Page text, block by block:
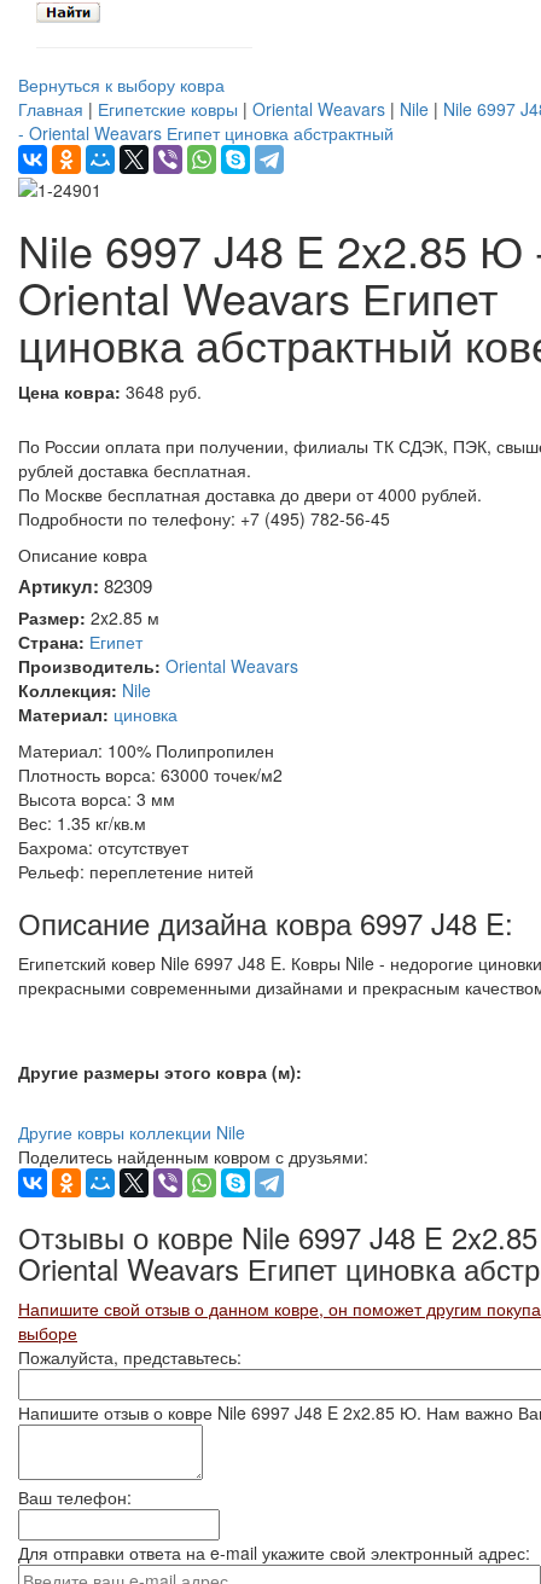
Вернуться к выбору ковра
Главная | Египетские ковры | Oriental Weavars | Nile | Nile 6997
- Oriental Weavars Египет циновка абстрактный
Nile 6997 J48 E 2x2.85 Ю
Oriental Weavars Египет
циновка абстрактный
Цена ковра: 3648 руб.
По России оплата при получении, филиалы ТК СДЭК, ПЭК,
рублей доставка бесплатная.
По Москве бесплатная доставка до двери от 4000 рублей.
Подробности по телефону: +7 (495) 782-56-45
Описание ковра
Артикул: 82309
Размер: 2x2.85 м
Страна: Египет
Производитель: Oriental Weavars
Коллекция: Nile
Материал: циновка
Материал: 100% Полипропилен
Плотность ворса: 63000 точек/м2
Высота ворса: 3 мм
Вес: 1.35 кг/кв.м
Бахрома: отсутствует
Рельеф: переплетение нитей
Описание дизайна ковра 6997 J48 E:
Египетский ковер Nile 6997 J48 E. Ковры Nile - недорогие
прекрасными современными дизайнами и прекрасным
Другие размеры этого ковра (м):
Другие ковры коллекции Nile
Поделитесь найденным ковром с друзьями:
Отзывы о ковре Nile 6997 J48 E
Oriental Weavars Египет циновка
Напишите свой отзыв о данном ковре, он поможет другим
выборе
Пожалуйста, представьтесь:
Напишите отзыв о ковре Nile 6997 J48 E 2x2.85 Ю. Нам важно
Ваш телефон:
Для отправки ответа на e-mail укажите свой электронный адрес: